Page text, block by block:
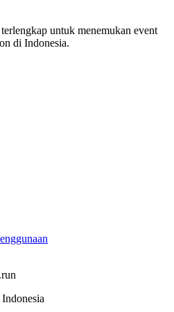
untuk menemukan event
di Indonesia.